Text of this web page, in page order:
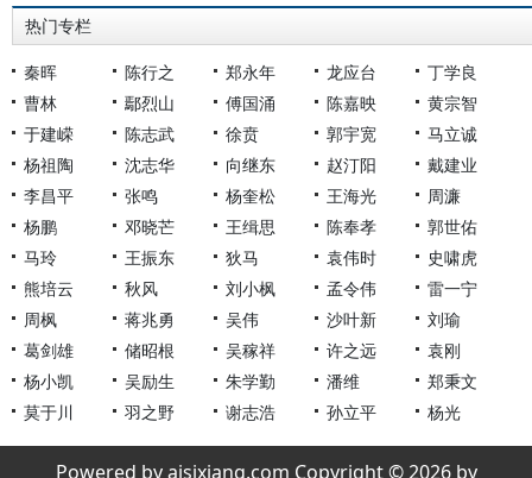
热门专栏
秦晖 陈行之 郑永年 龙应台
丁学良
曹林
鄢烈山 傅国涌 陈嘉映
黄宗智
于建嵘
陈志武 徐贲 郭宇宽
马立诚
杨祖陶
沈志华 向继东 赵汀阳
戴建业
李昌平
张鸣 杨奎松 王海光
周濂
杨鹏
邓晓芒 王缉思 陈奉孝
郭世佑
马玲
王振东 狄马 袁伟时
史啸虎
熊培云
秋风 刘小枫 孟令伟
雷一宁
周枫
蒋兆勇 吴伟 沙叶新
刘瑜
葛剑雄
储昭根 吴稼祥 许之远
袁刚
杨小凯
吴励生 朱学勤 潘维
郑秉文
莫于川
羽之野 谢志浩 孙立平 杨光
Powered by aisixiang.com Copyright © 2026 by